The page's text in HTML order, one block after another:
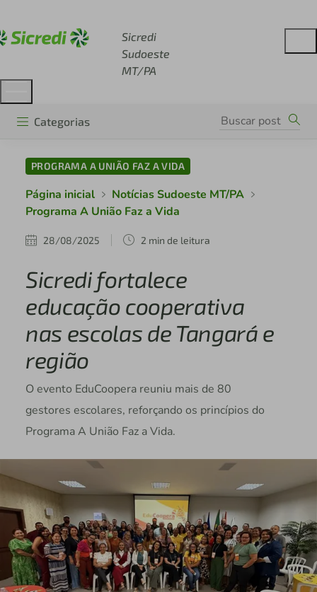
Sicredi
Sudoeste
MT/PA
Categorias
PROGRAMA A UNIÃO FAZ A VIDA
Página inicial
Notícias Sudoeste MT/PA
Programa A União Faz a Vida
28/08/2025 2 min de leitura
Sicredi fortalece
educação cooperativa
nas escolas de Tangará e
região
O evento EduCoopera reuniu mais de 80
gestores escolares, reforçando os princípios do
Programa A União Faz a Vida.